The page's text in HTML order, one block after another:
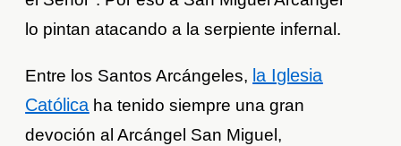
lo pintan atacando a la serpiente infernal.
Entre los Santos Arcángeles, la Iglesia
Católicaha tenido siempre una gran
devoción al Arcángel San Miguel,